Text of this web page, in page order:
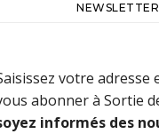
NEWSLETTER